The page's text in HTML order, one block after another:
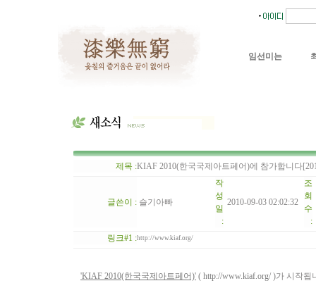
임선미는
제목 :KIAF 2010(한국국제아트페어)에 참가합니다
글쓴이 : 슬기아빠
작
성
일
:
2010-09-03 02:02:32
조
회
수
:
링크#1 :http://www.kiaf.org/
'KIAF 2010(한국국제아트페어)' ( http://www.kiaf.org/)가 시작됩